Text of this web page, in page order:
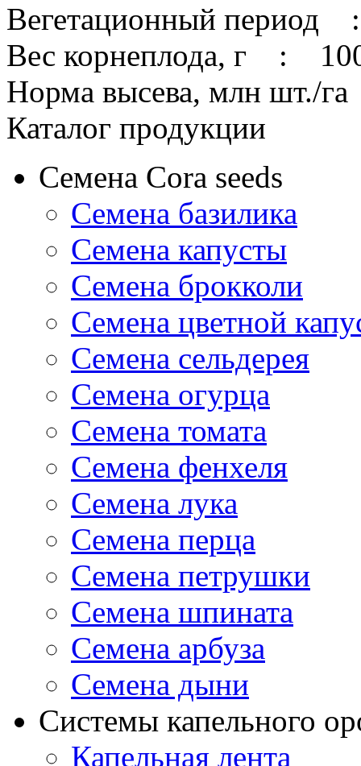
Вегетационный
Вес корнеплода, г :
Норма высева, млн шт./
Каталог продукции
Семена Cora seeds
Семена базилика
Семена капусты
Семена брокколи
Семена цветной
Семена сельдерея
Семена огурца
Семена томата
Семена фенхеля
Семена лука
Семена перца
Семена петрушки
Семена шпината
Семена арбуза
Семена дыни
Системы капельного
Капельная лента